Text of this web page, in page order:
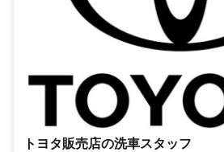
トヨタ販売店の洗車スタッフ